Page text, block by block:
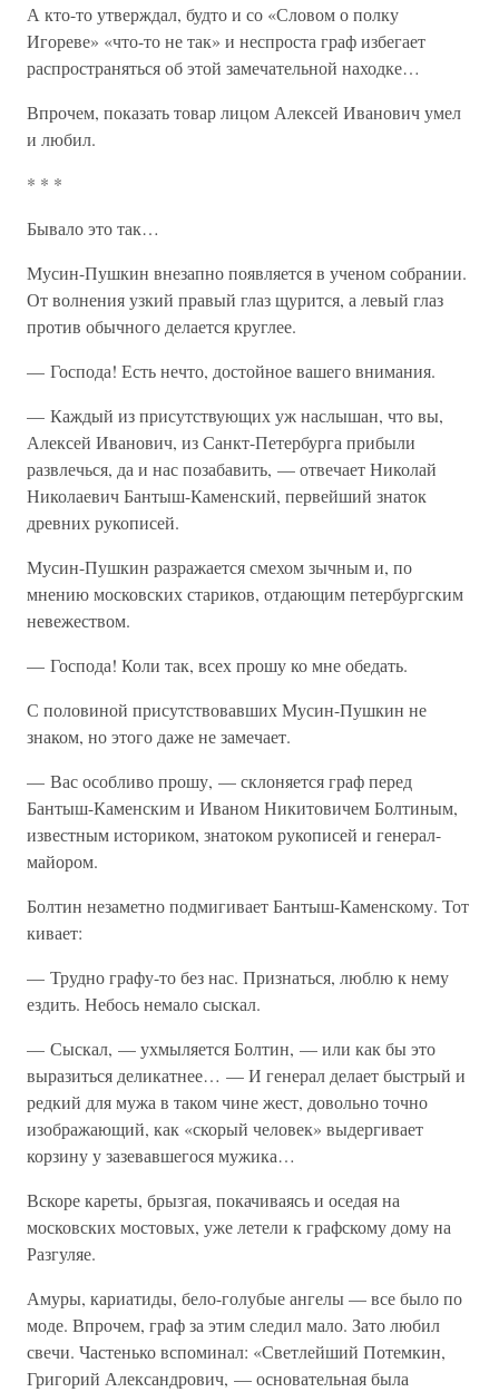
А кто-то утверждал, будто и со «Словом о полку
Игореве» «что-то не так» и неспроста граф избегает
распространяться об этой замечательной находке…
Впрочем, показать товар лицом Алексей Иванович умел
и любил.
* * *
Бывало это так…
Мусин-Пушкин внезапно появляется в ученом собрании.
От волнения узкий правый глаз щурится, а левый глаз
против обычного делается круглее.
— Господа! Есть нечто, достойное вашего внимания.
— Каждый из присутствующих уж наслышан, что вы,
Алексей Иванович, из Санкт-Петербурга прибыли
развлечься, да и нас позабавить, — отвечает Николай
Николаевич Бантыш-Каменский, первейший знаток
древних рукописей.
Мусин-Пушкин разражается смехом зычным и, по
мнению московских стариков, отдающим петербургским
невежеством.
— Господа! Коли так, всех прошу ко мне обедать.
С половиной присутствовавших Мусин-Пушкин не
знаком, но этого даже не замечает.
— Вас особливо прошу, — склоняется граф перед
Бантыш-Каменским и Иваном Никитовичем Болтиным,
известным историком, знатоком рукописей и генерал-
майором.
Болтин незаметно подмигивает Бантыш-Каменскому. Тот
кивает:
— Трудно графу-то без нас. Признаться, люблю к нему
ездить. Небось немало сыскал.
— Сыскал, — ухмыляется Болтин, — или как бы это
выразиться деликатнее… — И генерал делает быстрый и
редкий для мужа в таком чине жест, довольно точно
изображающий, как «скорый человек» выдергивает
корзину у зазевавшегося мужика…
Вскоре кареты, брызгая, покачиваясь и оседая на
московских мостовых, уже летели к графскому дому на
Разгуляе.
Амуры, кариатиды, бело-голубые ангелы — все было по
моде. Впрочем, граф за этим следил мало. Зато любил
свечи. Частенько вспоминал: «Светлейший Потемкин,
Григорий Александрович, — основательная была